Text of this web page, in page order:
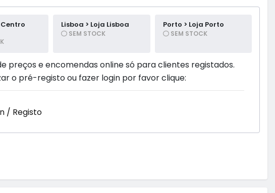
Lisboa > Loja Lisboa
SEM STOCK
Porto > Loja Porto
SEM STOCK
preços e encomendas online só para clientes registados.
o pré-registo ou fazer login por favor clique:
/ Registo